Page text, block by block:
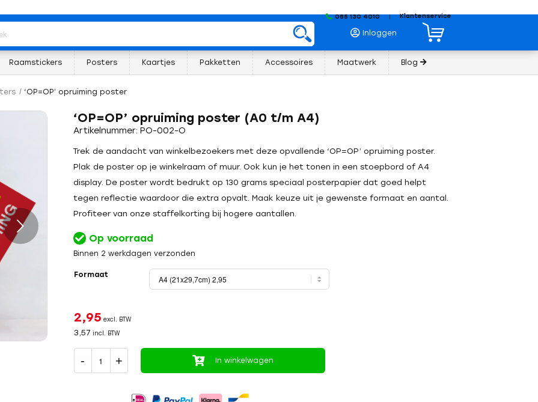
085 130 4010
| Klantenservice
Inloggen
/ ‘OP=OP’ opruiming poster
Raamstickers Posters Kaartjes Pakketten Accessoires Maatwerk Blog
‘OP=OP’ opruiming poster (A0 t/m A4)
Artikelnummer: PO-002-O
Trek de aandacht van winkelbezoekers met deze opvallende ‘OP=OP’ opruiming poster.
Plak de poster op je winkelraam of muur. Ook kun je het tonen in een stoepbord of A4
display. De poster wordt bedrukt op 130 grams speciaal posterpapier dat goed helpt
tegen reflectie waardoor die extra opvalt. Maak keuze uit je gewenste formaat en aantal.
Profiteer van onze staffelkorting bij hogere aantallen.
Op voorraad
Binnen 2 werkdagen verzonden
Formaat
2,95 excl. BTW
3,57 incl. BTW
In winkelwagen